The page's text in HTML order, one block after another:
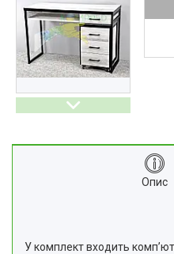
Опис
У комплект входить